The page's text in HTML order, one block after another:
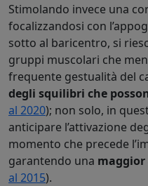
Stimolando invece una
focalizzandosi con
sotto al baricentro, si
gruppi muscolari che
frequente gestualità del
degli squilibri che
al 2020); non solo, in
anticipare l’attivazione
momento che precede
garantendo una
al 2015).